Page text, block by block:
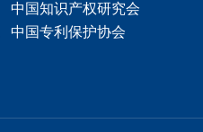
中国知识产权研究会
中国专利保护协会